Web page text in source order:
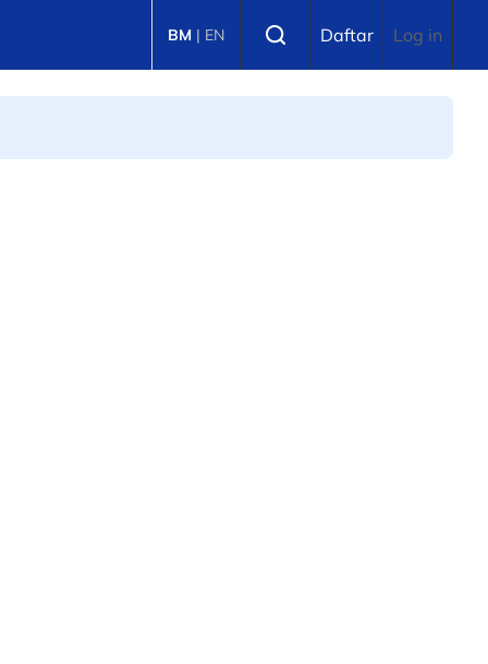
BM | EN Daftar Log in